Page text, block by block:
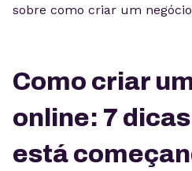
sobre como criar um
Como criar
online: 7
está